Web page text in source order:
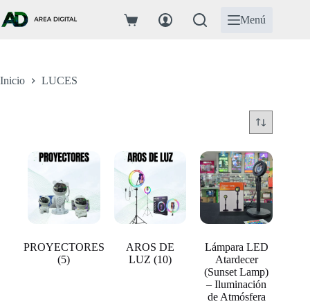
al
contenido
Carro
Menú
Inicio LUCES
PROYECTORES
(5)
AROS DE
LUZ(10)
Lámpara LED
Atardecer
(Sunset Lamp)
– Iluminación
de Atmósfera